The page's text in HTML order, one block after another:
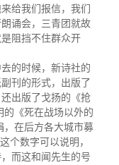
给我们报信，我们
诵会，三青团就故
阻挡不住群众开
的时候，新诗社的
刊的形式，出版了
出版了戈扬的《抢
的《死在战场以外的
，在后方各大城市募
个数字可以说明，
而这和闻先生的号